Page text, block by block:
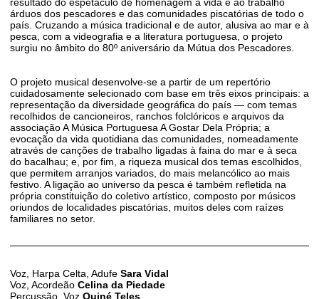
árduos dos pescadores e das comunidades piscatórias de todo o
país. Cruzando a música tradicional e de autor, alusiva ao mar e à
pesca, com a videografia e a literatura portuguesa, o projeto
surgiu no âmbito do 80º aniversário da Mútua dos Pescadores.
O projeto musical desenvolve-se a partir de um repertório
cuidadosamente selecionado com base em três eixos principais: a
representação da diversidade geográfica do país — com temas
recolhidos de cancioneiros, ranchos folclóricos e arquivos da
associação A Música Portuguesa A Gostar Dela Própria; a
evocação da vida quotidiana das comunidades, nomeadamente
através de canções de trabalho ligadas à faina do mar e à seca
do bacalhau; e, por fim, a riqueza musical dos temas escolhidos,
que permitem arranjos variados, do mais melancólico ao mais
festivo. A ligação ao universo da pesca é também refletida na
própria constituição do coletivo artístico, composto por músicos
oriundos de localidades piscatórias, muitos deles com raízes
familiares no setor.
Voz, Harpa Celta, Adufe Sara Vidal
Voz, Acordeão Celina da Piedade
Percussão, Voz Quiné Teles